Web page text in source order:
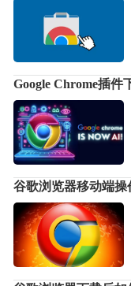
Google Chrome插件
谷歌浏览器移动端